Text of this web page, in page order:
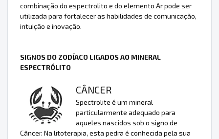
combinação do espectrolito e do elemento Ar pode ser
utilizada para fortalecer as habilidades de comunicação,
intuição e inovação.
SIGNOS DO ZODÍACO LIGADOS AO MINERAL
ESPECTRÓLITO
CÂNCER
Spectrolite é um mineral
particularmente adequado para
aqueles nascidos sob o signo de
Câncer. Na litoterapia, esta pedra é conhecida pela sua